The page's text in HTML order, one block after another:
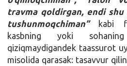
travma qoldirgan, endi shu
tushunmoqchiman” kabi
kasbning yoki
qiziqmaydigandek taassurot
misolida qarasak: tasavvur